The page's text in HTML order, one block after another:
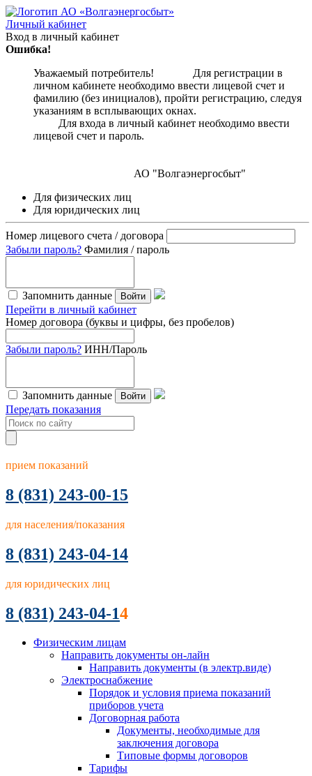
Личный кабинет
Вход в личный кабинет
Ошибка!
Уважаемый потребитель! Для регистрации в
личном кабинете необходимо ввести лицевой счет и
фамилию (без инициалов), пройти регистрацию, следуя
указаниям в всплывающих окнах.
Для входа в личный кабинет необходимо ввести
лицевой счет и пароль.
АО "Волгаэнергосбыт"
Для физических лиц
Для юридических лиц
Номер лицевого счета / договора
Забыли пароль? Фамилия / пароль
Запомнить данные Войти
Перейти в личный кабинет
Номер договора (буквы и цифры, без пробелов)
Забыли пароль? ИНН/Пароль
Запомнить данные Войти
Передать показания
прием показаний
8 (831) 243-00-15
для населения/показания
8 (831) 243-04-14
для юридических лиц
8 (831) 243-04-14
Физическим лицам
Направить документы он-лайн
Направить документы (в электр.виде)
Электроснабжение
Порядок и условия приема показаний
приборов учета
Договорная работа
Документы, необходимые для
заключения договора
Типовые формы договоров
Тарифы